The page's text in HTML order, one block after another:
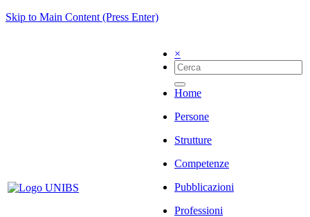
Skip to Main Content (Press Enter)
×
Home
Persone
Strutture
Competenze
Pubblicazioni
Professioni